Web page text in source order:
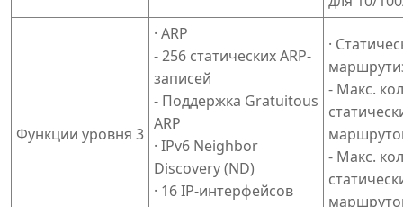
Функции уровня 3
· ARP
- 256 статических ARP-
записей
- Поддержка Gratuitous
ARP
· IPv6 Neighbor
Discovery (ND)
· 16 IP-интерфейсов
·
- Макс.
- Макс.